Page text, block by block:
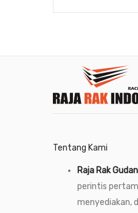
Tentang Kami
Raja Rak
perintis
menyediakan,